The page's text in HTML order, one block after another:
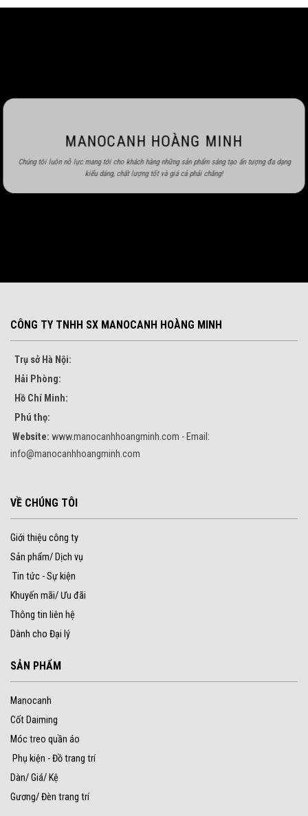
MANOCANH HOÀNG MINH
Chúng tôi luôn nỗ lực mang tới cho khách hàng những sản phẩm sáng tạo ấn tượng đa dạng
kiểu dáng, chất lượng tốt và giá cả phải chăng!
CÔNG TY TNHH SX MANOCANH HOÀNG MINH
Trụ sở Hà Nội:
Hải Phòng:
Hồ Chí Minh:
Phú thọ:
Website: www.manocanhhoangminh.com - Email:
info@manocanhhoangminh.com
VỀ CHÚNG TÔI
Giới thiệu công ty
Sản phẩm/ Dịch vụ
Tin tức - Sự kiện
Khuyến mãi/ Ưu đãi
Thông tin liên hệ
Dành cho Đại lý
SẢN PHẨM
Manocanh
Cốt Daiming
Móc treo quần áo
Phụ kiện - Đồ trang trí
Dàn/ Giá/ Kệ
Gương/ Đèn trang trí